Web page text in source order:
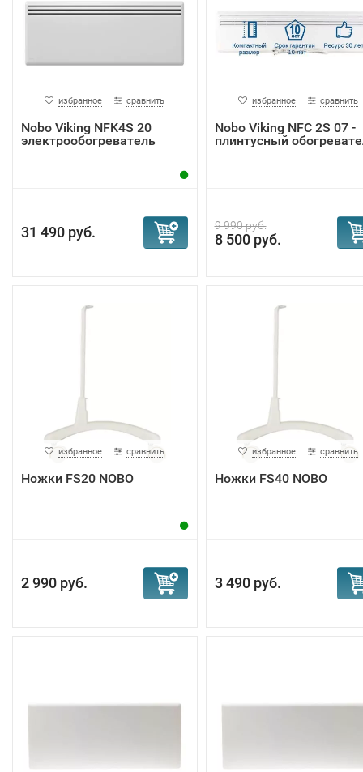
избранное сравнить
Nobo Viking NFK4S 20
электрообогреватель
31 490 руб.
избранное сравнить
Nobo Viking NFС 2S 07 -
плинтусный
9 990 руб.
8 500 руб.
избранное сравнить
Ножки FS20 NOBO
2 990 руб.
избранное сравнить
Ножки FS40 NOBO
3 490 руб.